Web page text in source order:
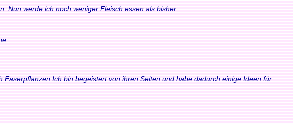
Nun werde ich noch weniger Fleisch essen als bisher.
bin begeistert von ihren Seiten und habe dadurch einige Ideen für